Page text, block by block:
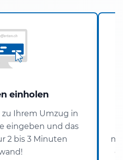
einholen
Ihrem Umzug in
eingeben und das
2 bis 3 Minuten